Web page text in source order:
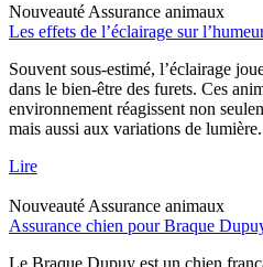
Nouveauté Assurance animaux
Les effets de l’éclairage sur
Souvent sous-estimé, l’éclairage
dans le bien-être des furets. Ces
environnement réagissent non
mais aussi aux variations de lumière.
Lire
Nouveauté Assurance animaux
Assurance chien pour Braque
Le Braque Dupuy est un chien